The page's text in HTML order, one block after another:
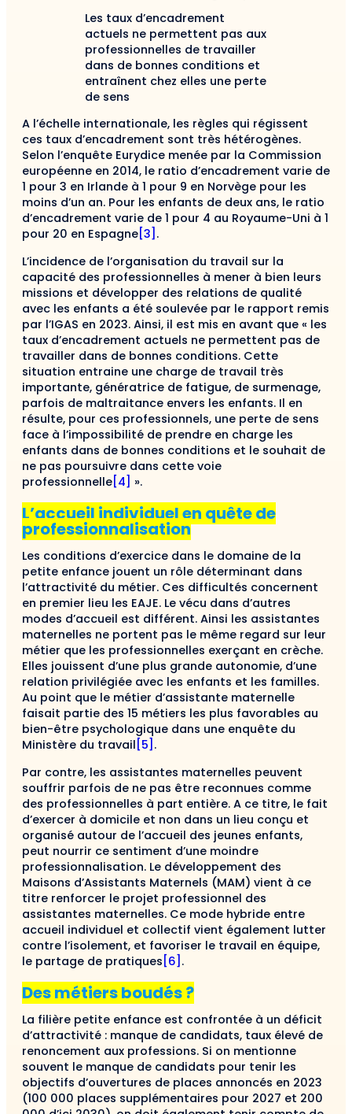
Les taux d’encadrement
actuels ne permettent pas aux
professionnelles de travailler
dans de bonnes conditions et
entraînent chez elles une perte
de sens
A l’échelle internationale, les règles qui régissent
ces taux d’encadrement sont très hétérogènes.
Selon l’enquête Eurydice menée par la Commission
européenne en 2014, le ratio d’encadrement varie de
1 pour 3 en Irlande à 1 pour 9 en Norvège pour les
moins d’un an. Pour les enfants de deux ans, le ratio
d’encadrement varie de 1 pour 4 au Royaume-Uni à 1
pour 20 en Espagne [3] .
L’incidence de l’organisation du travail sur la
capacité des professionnelles à mener à bien leurs
missions et développer des relations de qualité
avec les enfants a été soulevée par le rapport remis
par l’IGAS en 2023. Ainsi, il est mis en avant que « les
taux d’encadrement actuels ne permettent pas de
travailler dans de bonnes conditions. Cette
situation entraine une charge de travail très
importante, génératrice de fatigue, de surmenage,
parfois de maltraitance envers les enfants. Il en
résulte, pour ces professionnels, une perte de sens
face à l’impossibilité de prendre en charge les
enfants dans de bonnes conditions et le souhait de
ne pas poursuivre dans cette voie
professionnelle[4] ».
L’accueil individuel en quête de
professionnalisation
Les conditions d’exercice dans le domaine de la
petite enfance jouent un rôle déterminant dans
l’attractivité du métier. Ces difficultés concernent
en premier lieu les EAJE. Le vécu dans d’autres
modes d’accueil est différent. Ainsi les assistantes
maternelles ne portent pas le même regard sur leur
métier que les professionnelles exerçant en crèche.
Elles jouissent d’une plus grande autonomie, d’une
relation privilégiée avec les enfants et les familles.
Au point que le métier d’assistante maternelle
faisait partie des 15 métiers les plus favorables au
bien-être psychologique dans une enquête du
Ministère du travail [5] .
Par contre, les assistantes maternelles peuvent
souffrir parfois de ne pas être reconnues comme
des professionnelles à part entière. A ce titre, le fait
d’exercer à domicile et non dans un lieu conçu et
organisé autour de l’accueil des jeunes enfants,
peut nourrir ce sentiment d’une moindre
professionnalisation. Le développement des
Maisons d’Assistants Maternels (MAM) vient à ce
titre renforcer le projet professionnel des
assistantes maternelles. Ce mode hybride entre
accueil individuel et collectif vient également lutter
contre l’isolement, et favoriser le travail en équipe,
le partage de pratiques [6] .
Des métiers boudés ?
La filière petite enfance est confrontée à un déficit
d’attractivité : manque de candidats, taux élevé de
renoncement aux professions. Si on mentionne
souvent le manque de candidats pour tenir les
objectifs d’ouvertures de places annoncés en 2023
(100 000 places supplémentaires pour 2027 et 200